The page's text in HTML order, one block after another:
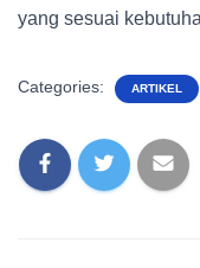
yang sesuai
Categories: ARTIKEL